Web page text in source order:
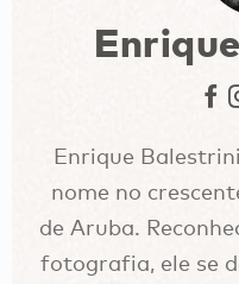
Enrique
nome no
de Aruba.
fotografia, ele se